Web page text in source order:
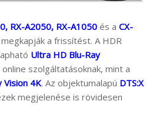
RX-A2050, RX-A1050 és a CX-
a frissítést. A HDR
Ultra HD Blu-Ray
szolgáltatásoknak, mint a
Vision 4K. Az objektumalapú DTS:X
megjelenése is rövidesen